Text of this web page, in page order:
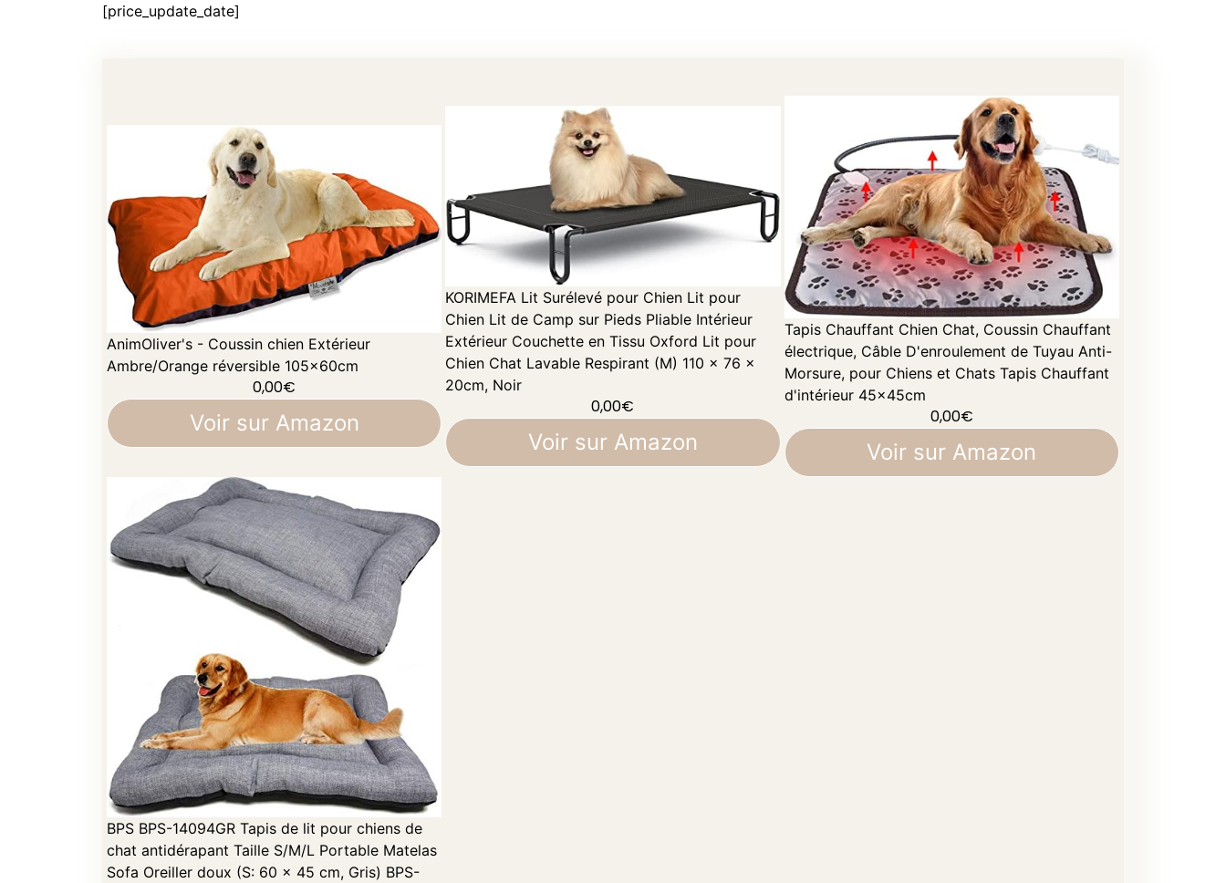
[price_update_date]
AnimOliver's - Coussin chien Extérieur
Ambre/Orange réversible 105x60cm
0,00€
Voir sur Amazon
KORIMEFA Lit Surélevé pour Chien Lit pour
Chien Lit de Camp sur Pieds Pliable Intérieur
Extérieur Couchette en Tissu Oxford Lit pour
Chien Chat Lavable Respirant (M) 110 x 76 x
20cm, Noir
0,00€
Voir sur Amazon
Tapis Chauffant Chien Chat, Coussin Chauffant
électrique, Câble D'enroulement de Tuyau Anti-
Morsure, pour Chiens et Chats Tapis Chauffant
d'intérieur 45x45cm
0,00€
Voir sur Amazon
BPS BPS-14094GR Tapis de lit pour chiens de
chat antidérapant Taille S/M/L Portable Matelas
Sofa Oreiller doux (S: 60 x 45 cm, Gris) BPS-